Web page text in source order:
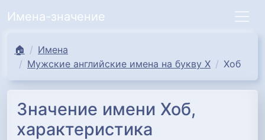
Имена-значение
🏠
Имена
Мужские английские имена на букву Х
Хоб
Значение имени Хоб,
характеристика